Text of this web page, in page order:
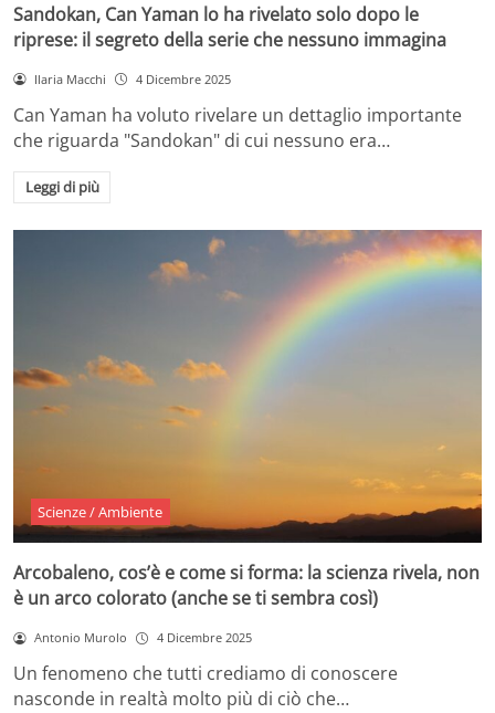
Sandokan, Can Yaman lo ha rivelato solo dopo le
riprese: il segreto della serie che nessuno immagina
Ilaria Macchi 4 Dicembre 2025
Can Yaman ha voluto rivelare un dettaglio importante
che riguarda "Sandokan" di cui nessuno era…
Leggi di più
Scienze / Ambiente
Arcobaleno, cos’è e come si forma: la scienza rivela, non
è un arco colorato (anche se ti sembra così)
Antonio Murolo 4 Dicembre 2025
Un fenomeno che tutti crediamo di conoscere
nasconde in realtà molto più di ciò che…